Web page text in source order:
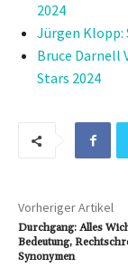
2024
Jürgen Klopp:
Bruce Darnell
Stars 2024
Vorheriger Artikel
Durchgang: Alles
Bedeutung,
Synonymen